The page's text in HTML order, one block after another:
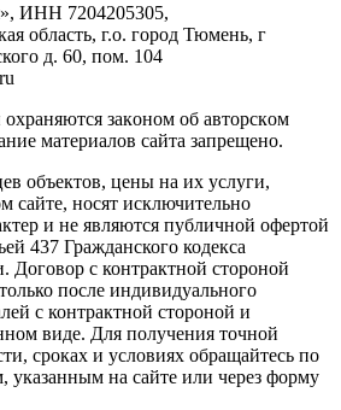
ИНН 7204205305,
область, г.о. город Тюмень, г
д. 60, пом. 104
зaкoнoм oб aвтopcкoм
мaтepиaлов caйтa зaпpeщeнo.
объектов, цены на их услуги,
сайте, носят исключительно
и не являются публичной офертой
437 Гражданского кодекса
Договор с контрактной стороной
после индивидуального
с контрактной стороной и
виде. Для получения точной
сроках и условиях обращайтесь по
указанным на сайте или через форму